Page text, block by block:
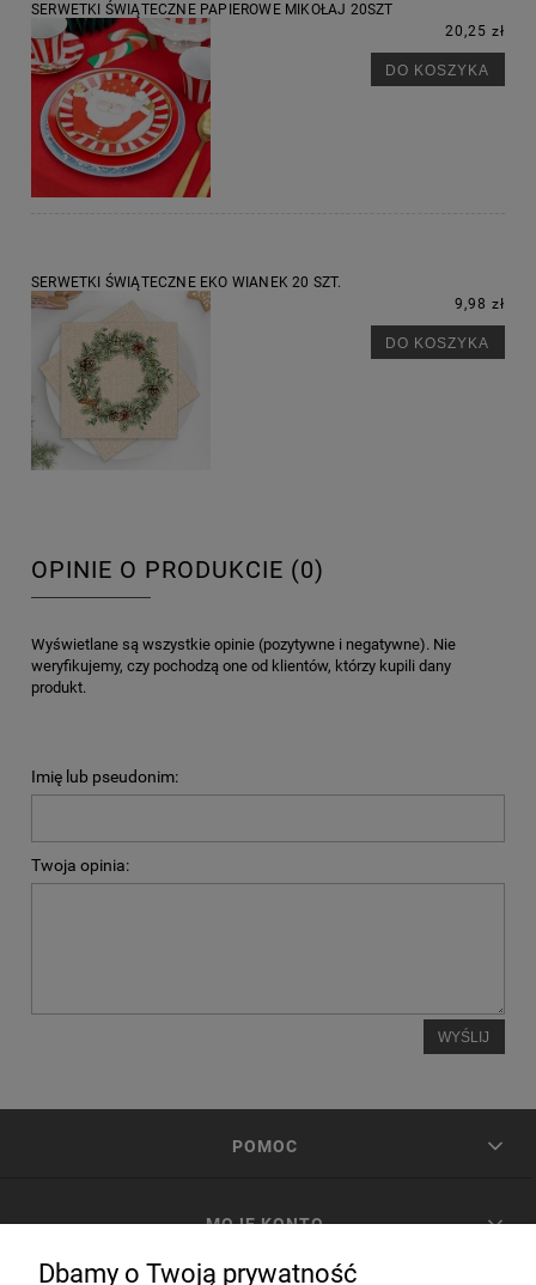
SERWETKI ŚWIĄTECZNE PAPIEROWE MIKOŁAJ 20SZT
20,25 zł
DO KOSZYKA
SERWETKI ŚWIĄTECZNE EKO WIANEK 20 SZT.
9,98 zł
DO KOSZYKA
OPINIE O PRODUKCIE (0)
Wyświetlane są wszystkie opinie (pozytywne i negatywne). Nie
weryfikujemy, czy pochodzą one od klientów, którzy kupili dany
produkt.
Imię lub pseudonim:
Twoja opinia:
WYŚLIJ
POMOC
MOJE KONTO
Dbamy o Twoją prywatność